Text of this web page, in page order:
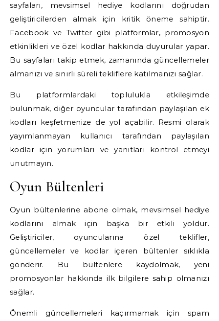
sayfaları, mevsimsel hediye kodlarını doğrudan
geliştiricilerden almak için kritik öneme sahiptir.
Facebook ve Twitter gibi platformlar, promosyon
etkinlikleri ve özel kodlar hakkında duyurular yapar.
Bu sayfaları takip etmek, zamanında güncellemeler
almanızı ve sınırlı süreli tekliflere katılmanızı sağlar.
Bu platformlardaki toplulukla etkileşimde
bulunmak, diğer oyuncular tarafından paylaşılan ek
kodları keşfetmenize de yol açabilir. Resmi olarak
yayımlanmayan kullanıcı tarafından paylaşılan
kodlar için yorumları ve yanıtları kontrol etmeyi
unutmayın.
Oyun Bültenleri
Oyun bültenlerine abone olmak, mevsimsel hediye
kodlarını almak için başka bir etkili yoldur.
Geliştiriciler, oyuncularına özel teklifler,
güncellemeler ve kodlar içeren bültenler sıklıkla
gönderir. Bu bültenlere kaydolmak, yeni
promosyonlar hakkında ilk bilgilere sahip olmanızı
sağlar.
Önemli güncellemeleri kaçırmamak için spam